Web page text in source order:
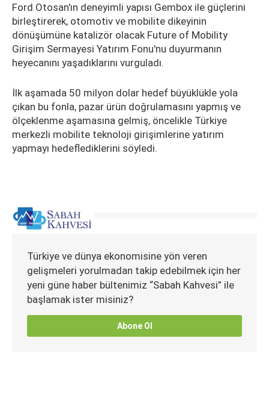
Ford Otosan'ın deneyimli yapısı Gembox ile güçlerini
birleştirerek, otomotiv ve mobilite dikeyinin
dönüşümüne katalizör olacak Future of Mobility
Girişim Sermayesi Yatırım Fonu'nu duyurmanın
heyecanını yaşadıklarını vurguladı.
İlk aşamada 50 milyon dolar hedef büyüklükle yola
çıkan bu fonla, pazar ürün doğrulamasını yapmış ve
ölçeklenme aşamasına gelmiş, öncelikle Türkiye
merkezli mobilite teknoloji girişimlerine yatırım
yapmayı hedeflediklerini söyledi.
Türkiye ve dünya ekonomisine yön veren
gelişmeleri yorulmadan takip edebilmek için her
yeni güne haber bültenimiz “Sabah Kahvesi” ile
başlamak ister misiniz?
Abone Ol